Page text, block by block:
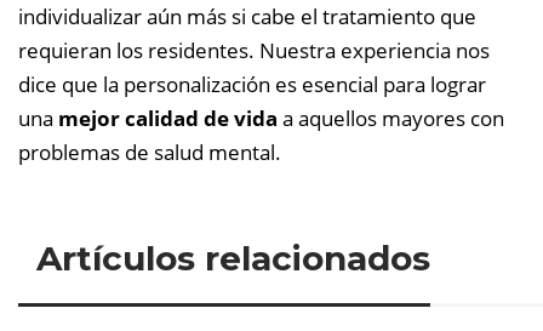
individualizar aún más si cabe el tratamiento que
requieran los residentes. Nuestra experiencia nos
dice que la personalización es esencial para lograr
una mejor calidad de vida a aquellos mayores con
problemas de salud mental.
Artículos relacionados